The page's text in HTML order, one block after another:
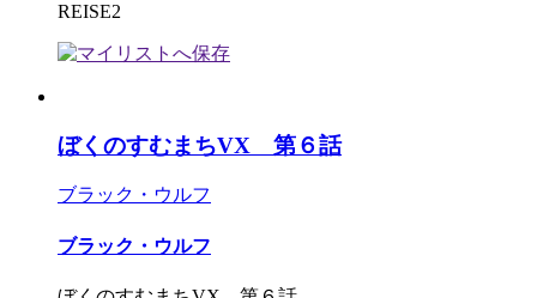
REISE2
ぼくのすむまちVX 第６話
ブラック・ウルフ
ブラック・ウルフ